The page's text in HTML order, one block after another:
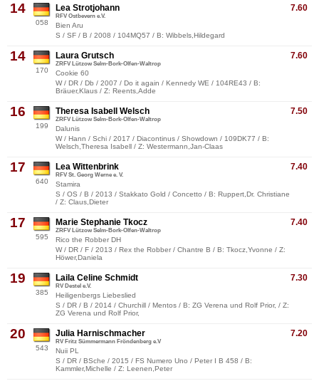
14
058
7.60
Lea Strotjohann
RFV Ostbevern e.V.
Bien Aru
S / SF / B / 2008 / 104MQ57 / B: Wibbels,Hildegard
14
170
7.60
Laura Grutsch
ZRFV Lützow Selm-Bork-Olfen-Waltrop
Cookie 60
W / DR / Db / 2007 / Do it again / Kennedy WE / 104RE43 / B:
Bräuer,Klaus / Z: Reents,Adde
16
199
7.50
Theresa Isabell Welsch
ZRFV Lützow Selm-Bork-Olfen-Waltrop
Dalunis
W / Hann / Schi / 2017 / Diacontinus / Showdown / 109DK77 / B:
Welsch,Theresa Isabell / Z: Westermann,Jan-Claas
17
640
7.40
Lea Wittenbrink
RFV St. Georg Werne e. V.
Stamira
S / OS / B / 2013 / Stakkato Gold / Concetto / B: Ruppert,Dr. Christiane
/ Z: Claus,Dieter
17
595
7.40
Marie Stephanie Tkocz
ZRFV Lützow Selm-Bork-Olfen-Waltrop
Rico the Robber DH
W / DR / F / 2013 / Rex the Robber / Chantre B / B: Tkocz,Yvonne / Z:
Höwer,Daniela
19
385
7.30
Laila Celine Schmidt
RV Destel e.V.
Heiligenbergs Liebeslied
S / DR / B / 2014 / Churchill / Mentos / B: ZG Verena und Rolf Prior, / Z:
ZG Verena und Rolf Prior,
20
543
7.20
Julia Harnischmacher
RV Fritz Sümmermann Fröndenberg e.V
Nuii PL
S / DR / BSche / 2015 / FS Numero Uno / Peter I B 458 / B:
Kammler,Michelle / Z: Leenen,Peter